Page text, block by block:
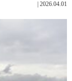
2026.04.01